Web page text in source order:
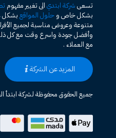
تسعى شركة ابتدي الى تغيير مفهوم
بشكل خاص و حلول المواقع بشكل
متنوعة وعروض مناسبة لجميع
وأفضل جودة واسرع وقت مع كل
مع العملاء .
المزيد عن الشركة
جميع الحقوق محفوظة لشركة ابتدأ